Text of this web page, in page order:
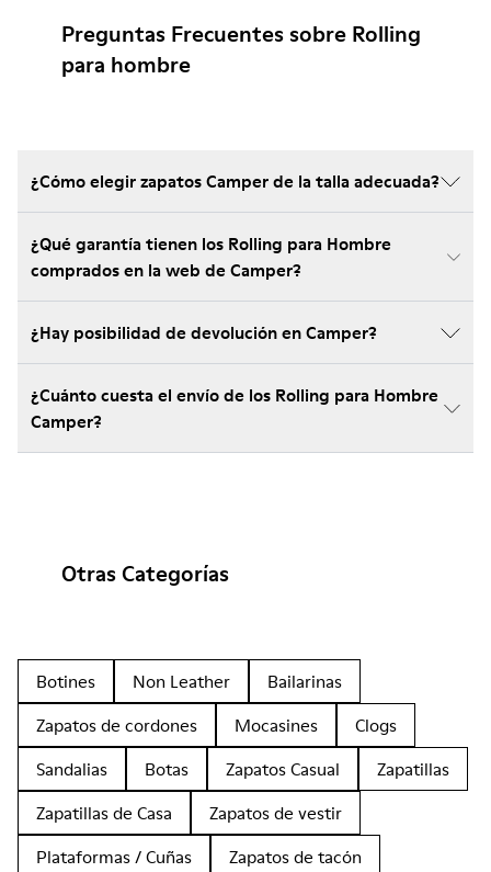
Preguntas Frecuentes sobre Rolling
para hombre
¿Cómo elegir zapatos Camper de la talla adecuada?
¿Qué garantía tienen los Rolling para Hombre
comprados en la web de Camper?
¿Hay posibilidad de devolución en Camper?
¿Cuánto cuesta el envío de los Rolling para Hombre
Camper?
Otras Categorías
Botines Non Leather
Bailarinas
Zapatos de cordones
Mocasines
Clogs
Sandalias
Botas Zapatos Casual
Zapatillas
Zapatillas de Casa
Zapatos de vestir
Plataformas / Cuñas
Zapatos de tacón